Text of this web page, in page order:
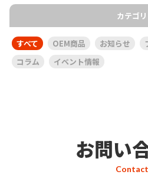
カテゴリ
すべて OEM商品 お知らせ
コラム
イベント情報
お問い
Contact